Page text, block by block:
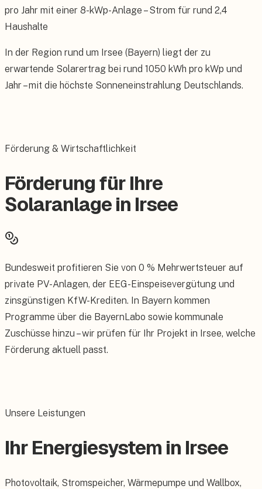
pro Jahr mit einer 8-kWp-Anlage – Strom für rund 2,4
Haushalte
In der Region rund um Irsee (Bayern) liegt der zu
erwartende Solarertrag bei rund 1050 kWh pro kWp und
Jahr – mit die höchste Sonneneinstrahlung Deutschlands.
Förderung & Wirtschaftlichkeit
Förderung für Ihre
Solaranlage in Irsee
Bundesweit profitieren Sie von 0 % Mehrwertsteuer auf
private PV-Anlagen, der EEG-Einspeisevergütung und
zinsgünstigen KfW-Krediten. In Bayern kommen
Programme über die BayernLabo sowie kommunale
Zuschüsse hinzu – wir prüfen für Ihr Projekt in Irsee, welche
Förderung aktuell passt.
Unsere Leistungen
Ihr Energiesystem in Irsee
Photovoltaik, Stromspeicher, Wärmepumpe und Wallbox,